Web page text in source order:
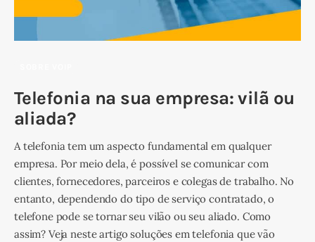
Telefonia na sua empresa: vilã ou
aliada?
A telefonia tem um aspecto fundamental em qualquer
empresa. Por meio dela, é possível se comunicar com
clientes, fornecedores, parceiros e colegas de trabalho. No
entanto, dependendo do tipo de serviço contratado, o
telefone pode se tornar seu vilão ou seu aliado. Como
assim? Veja neste artigo soluções em telefonia que vão